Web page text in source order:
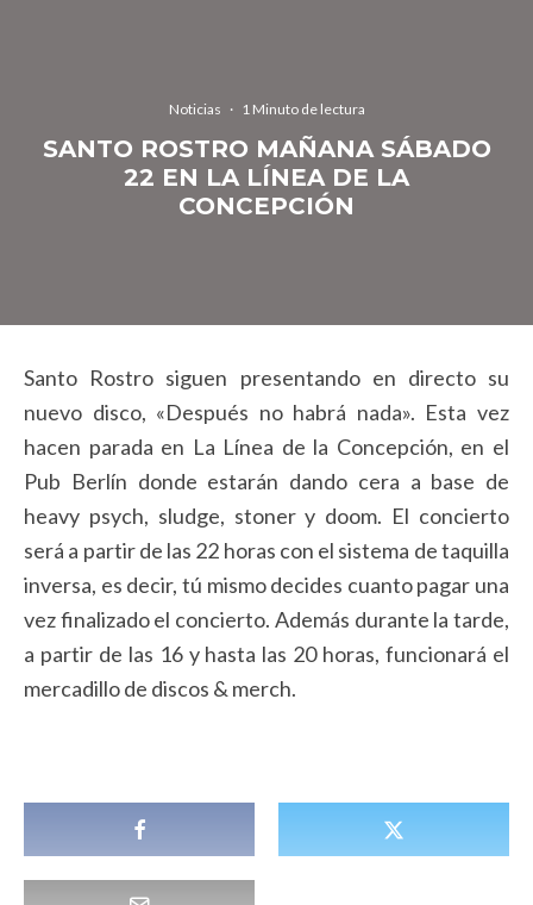
Noticias · 1 Minuto de lectura
SANTO ROSTRO MAÑANA SÁBADO
22 EN LA LÍNEA DE LA
CONCEPCIÓN
Santo Rostro siguen presentando en directo su
nuevo disco, «Después no habrá nada». Esta vez
hacen parada en La Línea de la Concepción, en el
Pub Berlín donde estarán dando cera a base de
heavy psych, sludge, stoner y doom. El concierto
será a partir de las 22 horas con el sistema de taquilla
inversa, es decir, tú mismo decides cuanto pagar una
vez finalizado el concierto. Además durante la tarde,
a partir de las 16 y hasta las 20 horas, funcionará el
mercadillo de discos & merch.